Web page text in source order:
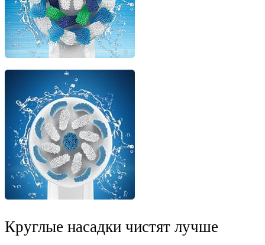
Круглые насадки чистят лучше